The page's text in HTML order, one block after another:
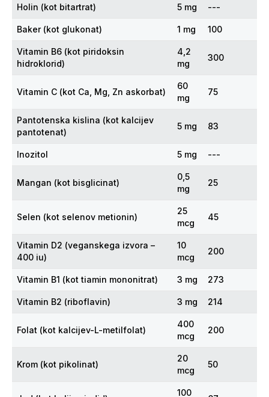
Holin (kot bitartrat) 5 mg ---
Baker (kot glukonat) 1 mg 100
Vitamin B6 (kot piridoksin
hidroklorid)
4,2
mg
300
Vitamin C (kot Ca, Mg, Zn askorbat)
60
mg
75
Pantotenska kislina (kot kalcijev
pantotenat)
5 mg 83
Inozitol 5 mg ---
Mangan (kot bisglicinat)
0,5
mg
25
Selen (kot selenov metionin)
25
mcg
45
Vitamin D2 (veganskega izvora –
400 iu)
10
mcg
200
Vitamin B1 (kot tiamin mononitrat) 3 mg 273
Vitamin B2 (riboflavin) 3 mg 214
Folat (kot kalcijev-L-metilfolat)
400
mcg
200
Krom (kot pikolinat)
20
mcg
50
100